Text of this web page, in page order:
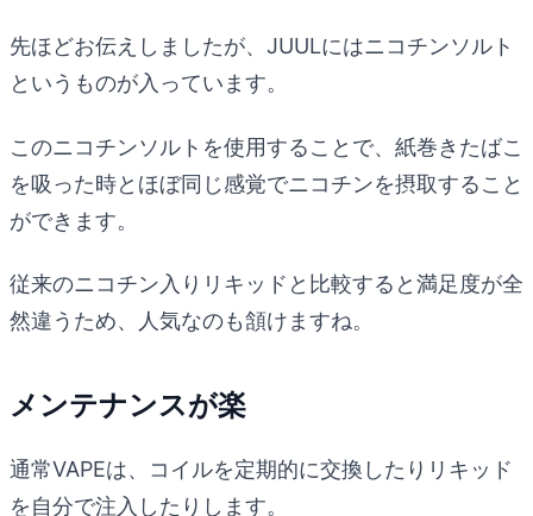
先ほどお伝えしましたが、JUULにはニコチンソルト
というものが入っています。
このニコチンソルトを使用することで、紙巻きたばこ
を吸った時とほぼ同じ感覚でニコチンを摂取すること
ができます。
従来のニコチン入りリキッドと比較すると満足度が全
然違うため、人気なのも頷けますね。
メンテナンスが楽
通常VAPEは、コイルを定期的に交換したりリキッド
を自分で注入したりします。